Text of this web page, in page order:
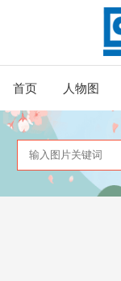
首页 人物图